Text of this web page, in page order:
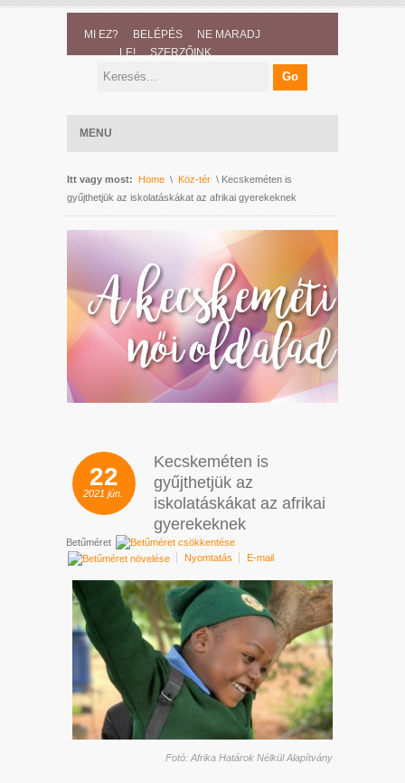
MI EZ? BELÉPÉS
NE MARADJ
LE!
SZERZŐINK
MENU
Itt vagy most: Home \ Köz-tér \ Kecskeméten is
gyűjthetjük az iskolatáskákat az afrikai gyerekeknek
22
2021 jún.
Kecskeméten is
gyűjthetjük az
iskolatáskákat az afrikai
gyerekeknek
Betűméret
Nyomtatás
E-mail
Fotó: Afrika Határok Nélkül Alapítvány